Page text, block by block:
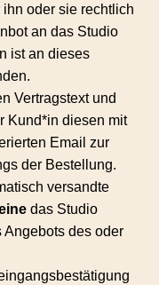
oder sie rechtlich
an das Studio
ist an dieses
Vertragstext und
Kund*in diesen mit
Email zur
der Bestellung.
versandte
das Studio
Angebots des oder